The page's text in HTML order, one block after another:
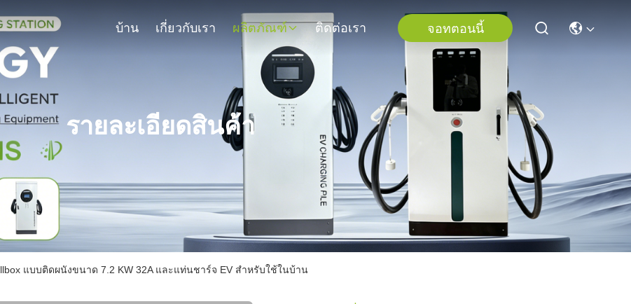
บ้าน เกี่ยวกับเรา ผลิตภัณฑ์ ติดต่อเรา จอทตอนนี้
รายละเอียดสินค้า
แบบติดผนังขนาด 7.2 KW 32A และแท่นชาร์จ EV สำหรับใช้ในบ้าน